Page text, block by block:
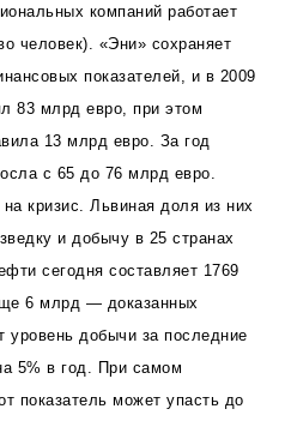
компаний работает
человек). «Эни» сохраняет
показателей, и в 2009
83 млрд евро, при этом
13 млрд евро. За год
с 65 до 76 млрд евро.
кризис. Львиная доля из них
и добычу в 25 странах
сегодня составляет 1769
6 млрд — доказанных
уровень добычи за последние
5% в год. При самом
показатель может упасть до